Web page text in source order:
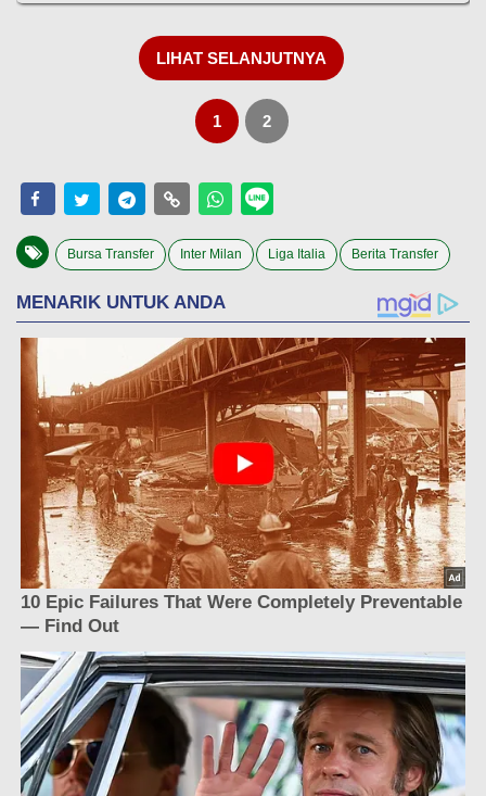
LIHAT SELANJUTNYA
1 2
Bursa Transfer Inter Milan Liga Italia Berita Transfer